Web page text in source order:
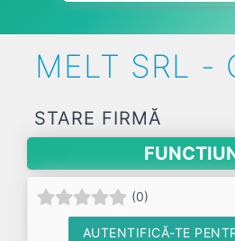
MELT SRL -
STARE FIRMĂ
(0)
AUTENTIFICĂ-TE